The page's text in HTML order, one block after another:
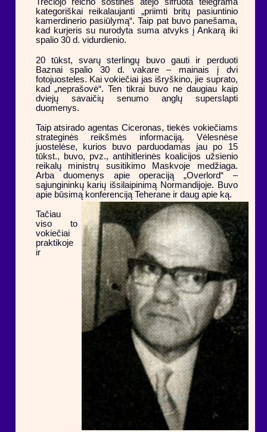
Trečiojo reicho sostinės atėjo šifruota telegrama
kategoriškai reikalaujanti „priimti britų pasiuntinio
kamerdinerio pasiūlymą“. Taip pat buvo panešama,
kad kurjeris su nurodyta suma atvyks į Ankarą iki
spalio 30 d. vidurdienio.
20 tūkst, svarų sterlingų buvo gauti ir perduoti
Baznai spalio 30 d. vakare – mainais į dvi
fotojuosteles. Kai vokiečiai jas išryškino, jie suprato,
kad „neprašovė“. Ten tikrai buvo ne daugiau kaip
dviejų savaičių senumo anglų superslapti
duomenys.
Taip atsirado agentas Ciceronas, tiekės vokiečiams
strateginės reikšmės informaciją. Vėlesnėse
juostelėse, kurios buvo parduodamas jau po 15
tūkst., buvo, pvz., antihitlerinės koalicijos užsienio
reikalų ministrų susitikimo Maskvoje medžiaga.
Arba duomenys apie operaciją „Overlord“ –
sąjungininkų karių išsilaipinimą Normandijoje. Buvo
apie būsimą konferenciją Teherane ir daug apie ką.
Tačiau
viso to
vokiečiai
praktikoje
ir